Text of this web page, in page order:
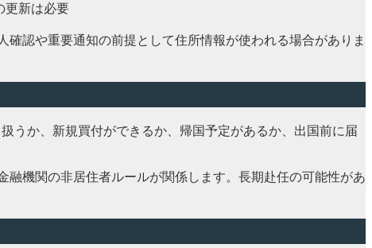
更新は必要
認や重要通知の前提として住所情報が使われる場合がありま
うか、新規買付ができるか、帰国予定があるか、出国前に届
機関の非居住者ルールが関係します。長期赴任の可能性があ